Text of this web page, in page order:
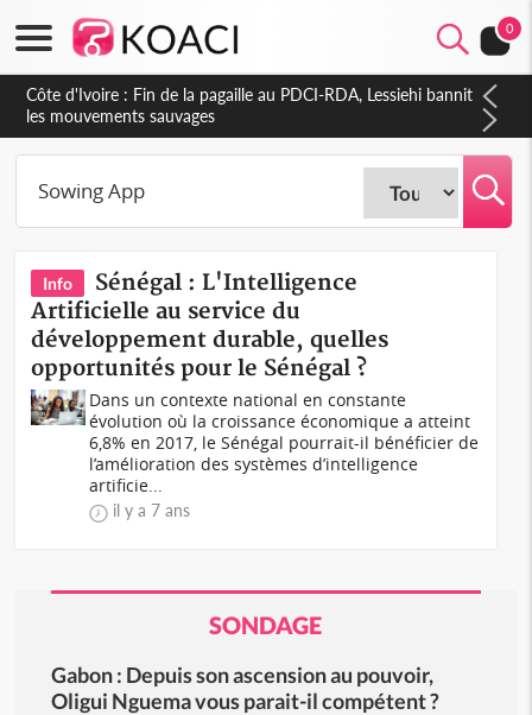
0
Côte d'Ivoire : Fin de la pagaille au PDCI-RDA, Lessiehi bannit
les mouvements sauvages
Info
Sénégal : L'Intelligence
Artificielle au service du
développement durable, quelles
opportunités pour le Sénégal ?
Dans un contexte national en constante
évolution où la croissance économique a atteint
6,8% en 2017, le Sénégal pourrait-il bénéficier de
l’amélioration des systèmes d’intelligence
artificie...
il y a 7 ans
SONDAGE
Gabon : Depuis son ascension au pouvoir,
Oligui Nguema vous parait-il compétent ?